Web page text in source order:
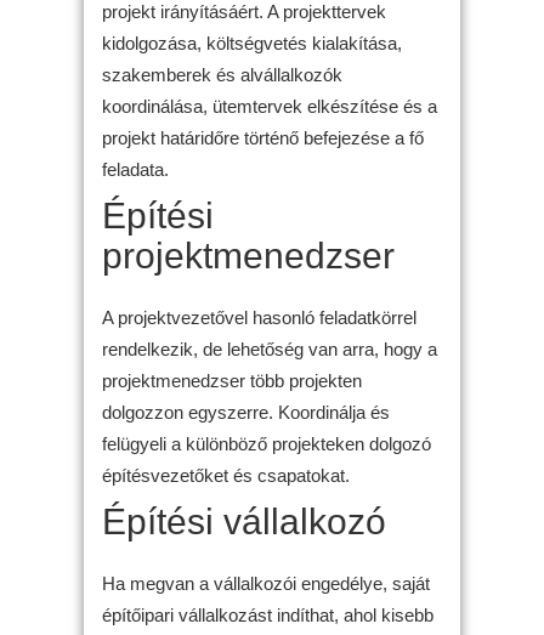
projekt irányításáért. A projekttervek
kidolgozása, költségvetés kialakítása,
szakemberek és alvállalkozók
koordinálása, ütemtervek elkészítése és a
projekt határidőre történő befejezése a fő
feladata.
Építési
projektmenedzser
A projektvezetővel hasonló feladatkörrel
rendelkezik, de lehetőség van arra, hogy a
projektmenedzser több projekten
dolgozzon egyszerre. Koordinálja és
felügyeli a különböző projekteken dolgozó
építésvezetőket és csapatokat.
Építési vállalkozó
Ha megvan a vállalkozói engedélye, saját
építőipari vállalkozást indíthat, ahol kisebb